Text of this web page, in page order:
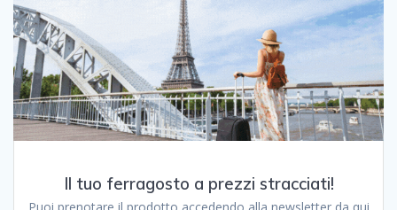
Il tuo ferragosto a prezzi stracciati!
Puoi prenotare il prodotto accedendo alla newsletter da qui